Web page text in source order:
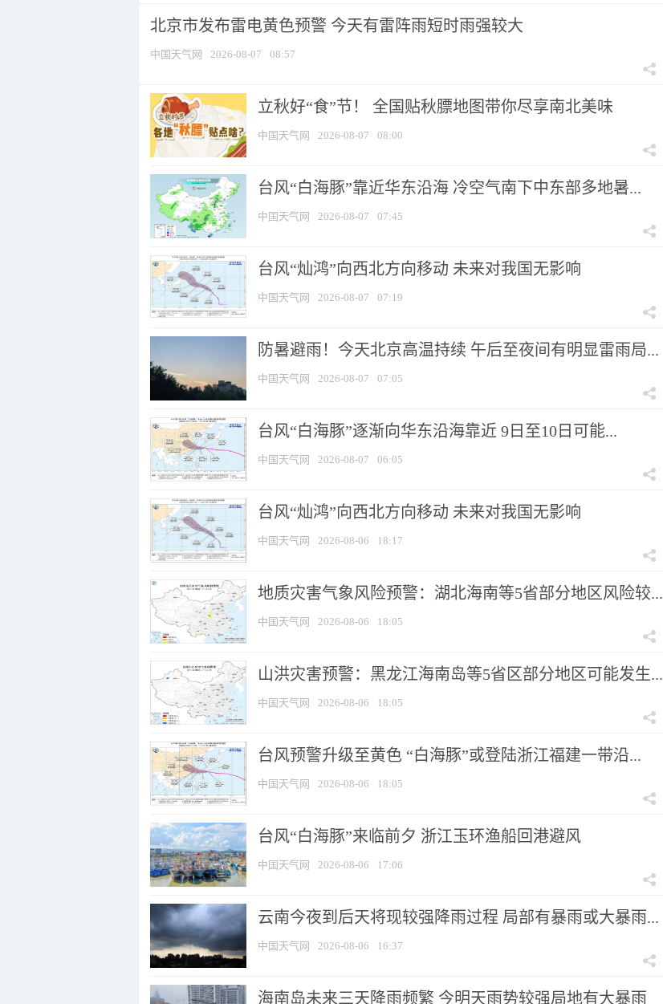
北京市发布雷电黄色预警 今天有雷阵雨短时雨强较大
中国天气网 2026-08-07 08:57
立秋好“食”节！ 全国贴秋膘地图带你尽享南北美味
中国天气网 2026-08-07 08:00
台风“白海豚”靠近华东沿海 冷空气南下中东部多地暑...
中国天气网 2026-08-07 07:45
台风“灿鸿”向西北方向移动 未来对我国无影响
中国天气网 2026-08-07 07:19
防暑避雨！今天北京高温持续 午后至夜间有明显雷雨局...
中国天气网 2026-08-07 07:05
台风“白海豚”逐渐向华东沿海靠近 9日至10日可能...
中国天气网 2026-08-07 06:05
台风“灿鸿”向西北方向移动 未来对我国无影响
中国天气网 2026-08-06 18:17
地质灾害气象风险预警：湖北海南等5省部分地区风险较...
中国天气网 2026-08-06 18:05
山洪灾害预警：黑龙江海南岛等5省区部分地区可能发生...
中国天气网 2026-08-06 18:05
台风预警升级至黄色 “白海豚”或登陆浙江福建一带沿...
中国天气网 2026-08-06 18:05
台风“白海豚”来临前夕 浙江玉环渔船回港避风
中国天气网 2026-08-06 17:06
云南今夜到后天将现较强降雨过程 局部有暴雨或大暴雨...
中国天气网 2026-08-06 16:37
海南岛未来三天降雨频繁 今明天雨势较强局地有大暴雨